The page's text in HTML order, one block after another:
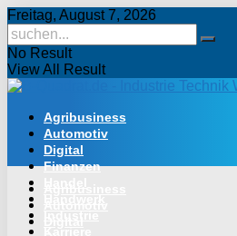
Freitag, August 7, 2026
No Result
View All Result
Agribusiness
Automotiv
Digital
Finanzen